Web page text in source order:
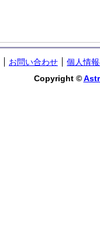
お問い合わせ
個人情
Copyright ©